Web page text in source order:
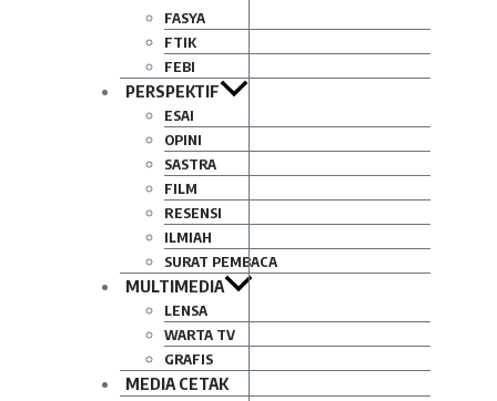
FASYA
FTIK
FEBI
PERSPEKTIF
ESAI
OPINI
SASTRA
FILM
RESENSI
ILMIAH
SURAT PEMBACA
MULTIMEDIA
LENSA
WARTA TV
GRAFIS
MEDIA CETAK